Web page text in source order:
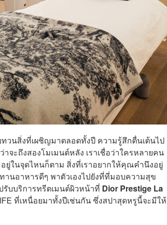
วนสิ่งที่เผชิญมาตลอดทั้งปี ความรู้สึกตื่นเต้นไป
จะถึงสองโมเมนต์หลัง เราเชื่อว่าใครหลายคน
ในจุดไหนก็ตาม สิ่งที่เราอยากให้คุณคำนึงอยู่
นอาหารดีๆ พาตัวเองไปยังที่ที่มอบความสุข
รับบริการทรีตเมนต์ผิวหน้าที่ Dior Prestige La
ที่เหนื่อยมาทั้งปีเช่นกัน ซึ่งสปาสุดหรูนี้จะมีให้